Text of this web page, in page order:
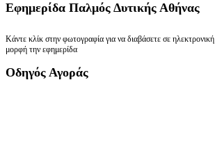
Εφημερίδα Παλμός Δυτικής Αθήνας
Κάντε κλίκ στην φωτογραφία για να διαβάσετε σε ηλεκτρονική
μορφή την εφημερίδα
Οδηγός Αγοράς